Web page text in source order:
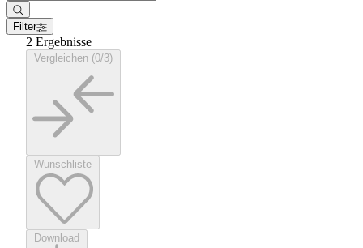
Filter
2 Ergebnisse